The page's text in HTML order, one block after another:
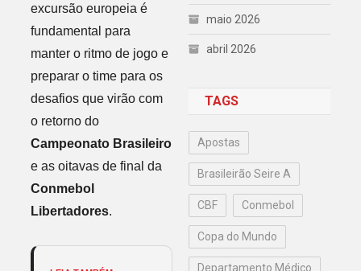
excursão europeia é
fundamental para
manter o ritmo de jogo e
preparar o time para os
desafios que virão com
o retorno do
Campeonato Brasileiro
e as oitavas de final da
Conmebol
Libertadores.
maio 2026
abril 2026
TAGS
Apostas
Brasileirão Seire A
CBF Conmebol
Copa do Mundo
Departamento Médico